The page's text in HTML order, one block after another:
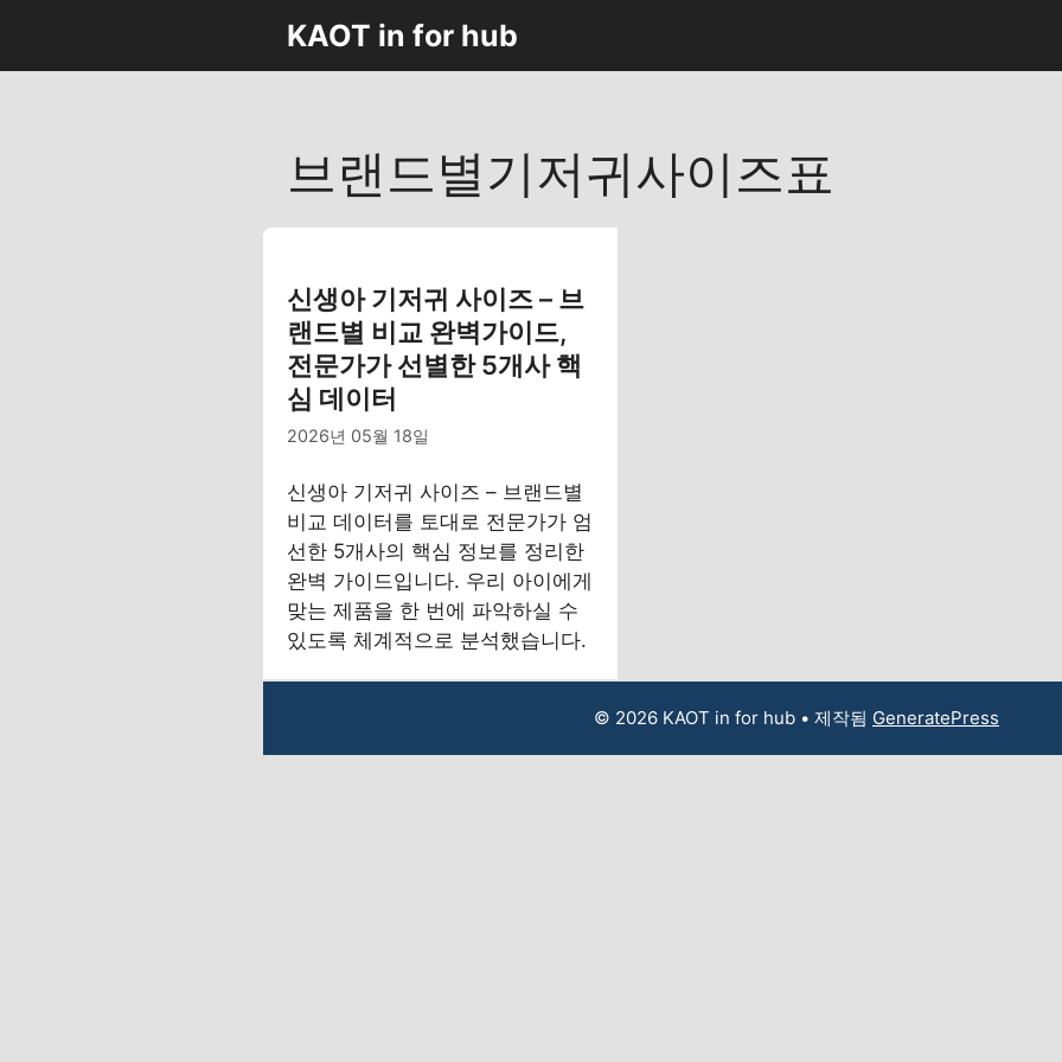
츠
KAOT in for hub
브랜드별기저귀사이즈표
신생아 기저귀 사이즈 – 브
랜드별 비교 완벽가이드,
전문가가 선별한 5개사 핵
심 데이터
2026년 05월 18일
신생아 기저귀 사이즈 – 브랜드별
비교 데이터를 토대로 전문가가 엄
선한 5개사의 핵심 정보를 정리한
완벽 가이드입니다. 우리 아이에게
맞는 제품을 한 번에 파악하실 수
있도록 체계적으로 분석했습니다.
© 2026 KAOT in for hub • 제작됨 GeneratePress